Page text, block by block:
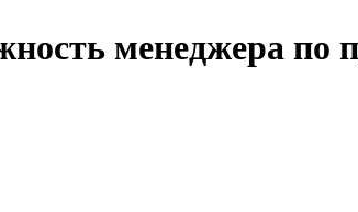
менеджера